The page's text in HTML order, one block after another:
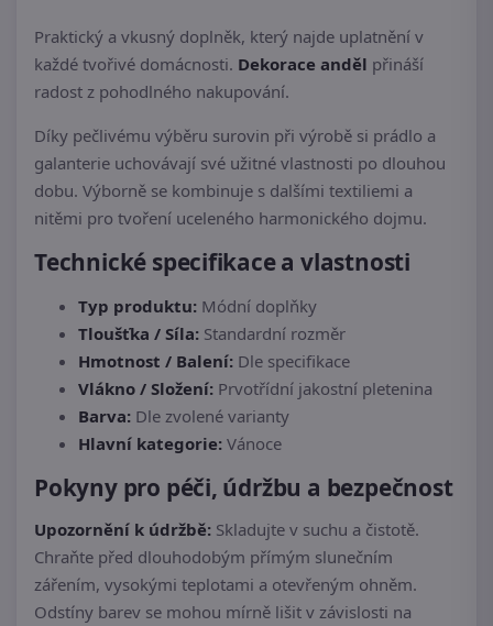
Praktický a vkusný doplněk, který najde uplatnění v
každé tvořivé domácnosti. Dekorace anděl přináší
radost z pohodlného nakupování.
Díky pečlivému výběru surovin při výrobě si prádlo a
galanterie uchovávají své užitné vlastnosti po dlouhou
dobu. Výborně se kombinuje s dalšími textiliemi a
nitěmi pro tvoření uceleného harmonického dojmu.
Technické specifikace a vlastnosti
Typ produktu: Módní doplňky
Tloušťka / Síla: Standardní rozměr
Hmotnost / Balení: Dle specifikace
Vlákno / Složení: Prvotřídní jakostní pletenina
Barva: Dle zvolené varianty
Hlavní kategorie: Vánoce
Pokyny pro péči, údržbu a bezpečnost
Upozornění k údržbě: Skladujte v suchu a čistotě.
Chraňte před dlouhodobým přímým slunečním
zářením, vysokými teplotami a otevřeným ohněm.
Odstíny barev se mohou mírně lišit v závislosti na